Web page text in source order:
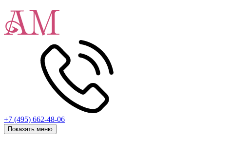
+7 (495) 662-48-06
Показать меню